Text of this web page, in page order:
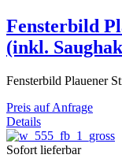
Fensterbild
(inkl.
Fensterbild Plauener
Preis auf Anfrage
Details
Sofort lieferbar